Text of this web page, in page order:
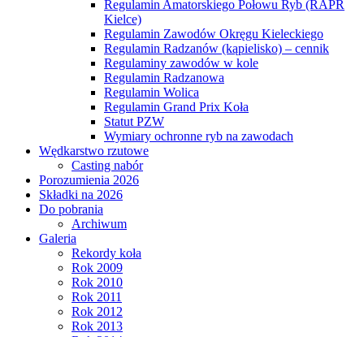
Regulamin Amatorskiego Połowu Ryb (RAPR
Kielce)
Regulamin Zawodów Okręgu Kieleckiego
Regulamin Radzanów (kąpielisko) – cennik
Regulaminy zawodów w kole
Regulamin Radzanowa
Regulamin Wolica
Regulamin Grand Prix Koła
Statut PZW
Wymiary ochronne ryb na zawodach
Wędkarstwo rzutowe
Casting nabór
Porozumienia 2026
Składki na 2026
Do pobrania
Archiwum
Galeria
Rekordy koła
Rok 2009
Rok 2010
Rok 2011
Rok 2012
Rok 2013